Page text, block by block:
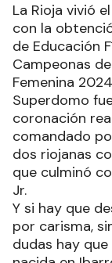
La Rioja vivió
con la
de Educación
Campeonas
Femenina
Superdomo
coronación
comandado
dos riojanas
que culminó
Jr.
Y si hay que
por carisma,
dudas hay que